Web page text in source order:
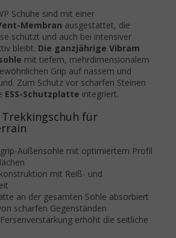
Schuhe sind mit einer
Membran ausgestattet, die
schützt und auch bei intensiver
bleibt. Die ganzjährige Vibram
mit tiefem, mehrdimensionalem
Grip auf nassem und
Zum Schutz vor scharfen Steinen
ESS-Schutzplatte integriert.
für
Außensohle mit optimiertem Profil
mit Reiß- und
an der gesamten Sohle absorbiert
scharfen Gegenständen
erhöht die seitliche